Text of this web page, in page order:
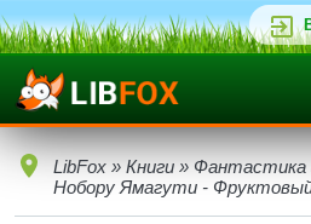
LibFox » Книги » Фантастика
Нобору Ямагути -